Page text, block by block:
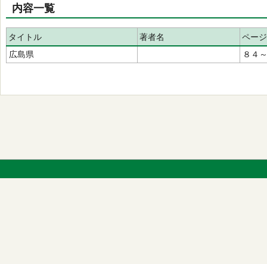
内容一覧
タイトル 著者名
ページ
広島県
８４